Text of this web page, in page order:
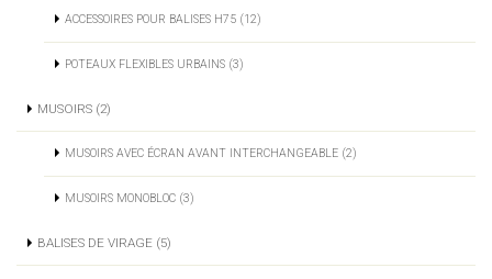
ACCESSOIRES POUR BALISES H75 (12)
POTEAUX FLEXIBLES URBAINS (3)
MUSOIRS (2)
MUSOIRS AVEC ÉCRAN AVANT INTERCHANGEABLE (2)
MUSOIRS MONOBLOC (3)
BALISES DE VIRAGE (5)